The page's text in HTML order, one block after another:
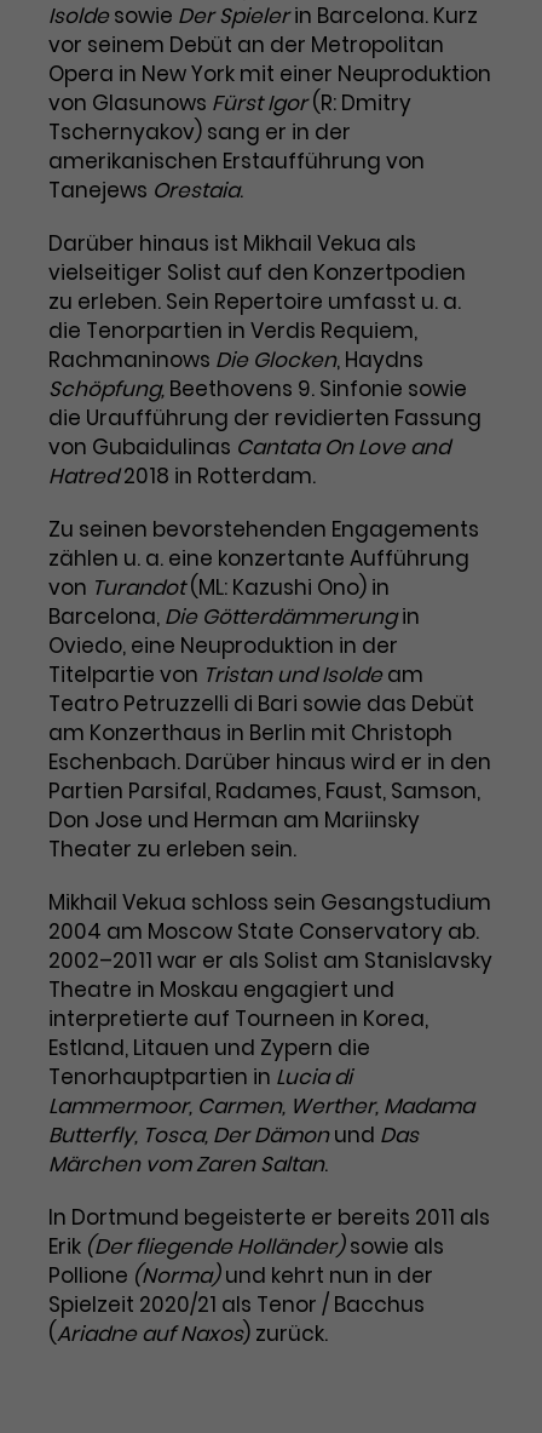
Benutzer*in wiedererkannt werden,
und es wird Zugang zu
geschützten Bereichen gewährt.
Name cookie_optin
Laufzeit 1 Monat
Zweck
Enthält die gewählten Tracking-
Optin-Einstellungen.
Laufzeit 2 Jahre
Zweck
Dieses Cookie wird von Google
Analytics installiert. Das Cookie
wird verwendet, um
Besucher*innen-, Sitzungs- und
Kampagnendaten zu berechnen
und die Nutzung der Website für
den Analysebericht der Website zu
verfolgen. Die Cookies speichern
Informationen anonym und weisen
eine zufallsgenerierte Nummer zu,
um Besuche zu erkennen.
Name _gid
Anbieter Google Analytics
Laufzeit 1 Tag
Zweck
Dieses Cookie wird von Google
Analytics installiert. Das Cookie
wird verwendet, um Informationen
darüber zu speichern, wie
Besucher*innen eine Website
nutzen, und hilft bei der Erstellung
eines Analyseberichts über die
Performance der Website. Die
erhobenen Daten umfassen in
der Besuche, die Quelle, aus der sie
stammen, und die besuchten
Seiten.
Name _gat_UA-63561367-1
Anbieter Google Analytics
Laufzeit 1 Minute
Zweck
Das ist ein von Google Analytics
gesetztes Cookie. Bestimmte
Daten werden nur maximal einmal
pro Minute an Google Analytics
gesendet. Solange es gesetzt ist,
Marketing
Diese Gruppe beinhaltet alle Scripte, die es uns
ermöglichen die Leistung unserer
Werbekampagnen zu analysieren und
Conversions zu messen. Außerdem helfen sie
uns dabei Werbeanzeigen und Inhalte besser auf
die Interessen unserer Nutzer abzustimmen.
Name
_gcl_au
Anbieter Google Ads
Laufzeit 3 Monate
Zweck
Wird von Google verwendet, um
die Effizienz von Werbeanzeigen zu
messen und Conversions zu
speichern. Dieses Cookie hilft dabei
nachzuvollziehen, ob Nutzer über
Website gelangt sind.
Name _gcl_aw
Anbieter Google Ads
Laufzeit 3 Monate
Zweck
Dieses Cookie speichert
Informationen zu Werbeklicks und
dient der Zuordnung von
Kampagnen.
Name _gcl_dc
Anbieter Google / DoubleClick
Laufzeit 3 Monate
Zweck
Dieses Cookie wird verwendet, um
Werbeanzeigen zu messen und
Remarketing-Funktionen
bereitzustellen.
Cookie-Informationen
Isoldesowie Der Spielerin Barcelona. Kurz
vor seinem Debüt an der Metropolitan
Opera in New York mit einer Neuproduktion
von Glasunows Fürst Igor(R: Dmitry
Tschernyakov) sang er in der
amerikanischen Erstaufführung von
Tanejews Orestaia.
Darüber hinaus ist Mikhail Vekua als
vielseitiger Solist auf den Konzertpodien
zu erleben. Sein Repertoire umfasst u. a.
die Tenorpartien in Verdis Requiem,
Rachmaninows Die Glocken, Haydns
Schöpfung, Beethovens 9. Sinfonie sowie
die Uraufführung der revidierten Fassung
von Gubaidulinas Cantata On Love and
Hatred2018 in Rotterdam.
Zu seinen bevorstehenden Engagements
zählen u. a. eine konzertante Aufführung
von Turandot(ML: Kazushi Ono) in
Barcelona, Die Götterdämmerungin
Oviedo, eine Neuproduktion in der
Titelpartie von Tristan und Isoldeam
Teatro Petruzzelli di Bari sowie das Debüt
am Konzerthaus in Berlin mit Christoph
Eschenbach. Darüber hinaus wird er in den
Partien Parsifal, Radames, Faust, Samson,
Don Jose und Herman am Mariinsky
Theater zu erleben sein.
Mikhail Vekua schloss sein Gesangstudium
2004 am Moscow State Conservatory ab.
2002–2011 war er als Solist am Stanislavsky
Theatre in Moskau engagiert und
interpretierte auf Tourneen in Korea,
Estland, Litauen und Zypern die
Tenorhauptpartien in Lucia di
Lammermoor, Carmen, Werther, Madama
Butterfly, Tosca, Der Dämonund Das
Märchen vom Zaren Saltan.
In Dortmund begeisterte er bereits 2011 als
Erik (Der fliegende Holländer)sowie als
Pollione (Norma)und kehrt nun in der
Spielzeit 2020/21 als Tenor / Bacchus
(Ariadne auf Naxos) zurück.